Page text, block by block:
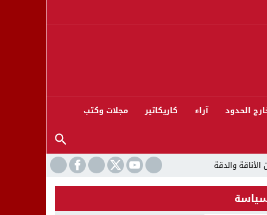
الحدود آراء كاريكاتير مجلات وكتب